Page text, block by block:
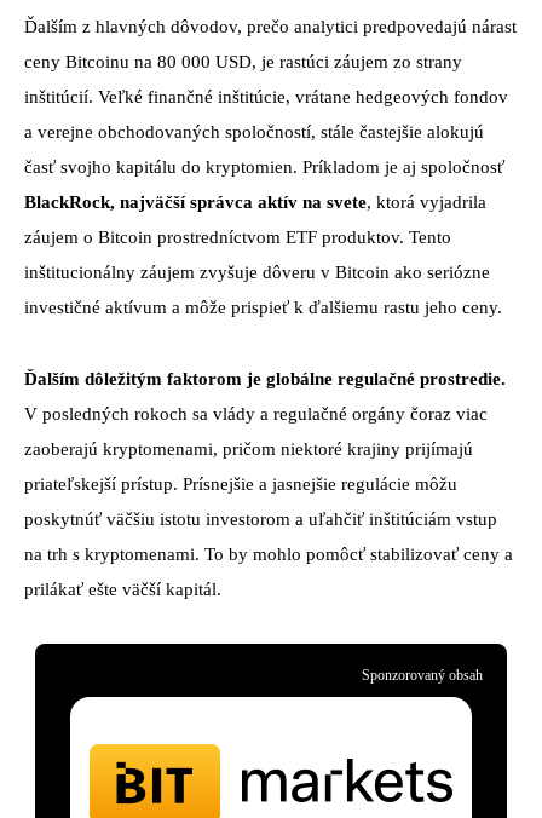
Ďalším z hlavných dôvodov, prečo analytici predpovedajú nárast
ceny Bitcoinu na 80 000 USD, je rastúci záujem zo strany
inštitúcií. Veľké finančné inštitúcie, vrátane hedgeových fondov
a verejne obchodovaných spoločností, stále častejšie alokujú
časť svojho kapitálu do kryptomien. Príkladom je aj spoločnosť
BlackRock, najväčší správca aktív na svete, ktorá vyjadrila
záujem o Bitcoin prostredníctvom ETF produktov. Tento
inštitucionálny záujem zvyšuje dôveru v Bitcoin ako seriózne
investičné aktívum a môže prispieť k ďalšiemu rastu jeho ceny.
Ďalším dôležitým faktorom je globálne regulačné prostredie.
V posledných rokoch sa vlády a regulačné orgány čoraz viac
zaoberajú kryptomenami, pričom niektoré krajiny prijímajú
priateľskejší prístup. Prísnejšie a jasnejšie regulácie môžu
poskytnúť väčšiu istotu investorom a uľahčiť inštitúciám vstup
na trh s kryptomenami. To by mohlo pomôcť stabilizovať ceny a
prilákať ešte väčší kapitál.
Sponzorovaný obsah